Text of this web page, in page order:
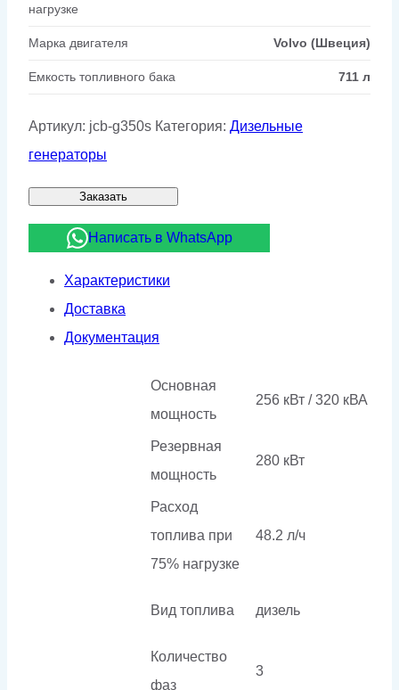
нагрузке
Марка двигателя Volvo (Швеция)
Емкость топливного бака 711 л
Артикул: jcb-g350s Категория: Дизельные
генераторы
Заказать
Написать в WhatsApp
Характеристики
Доставка
Документация
Основная
мощность
256 кВт / 320 кВА
Резервная
мощность
280 кВт
Расход
топлива при
75% нагрузке
48.2 л/ч
Вид топлива дизель
Количество
фаз
3